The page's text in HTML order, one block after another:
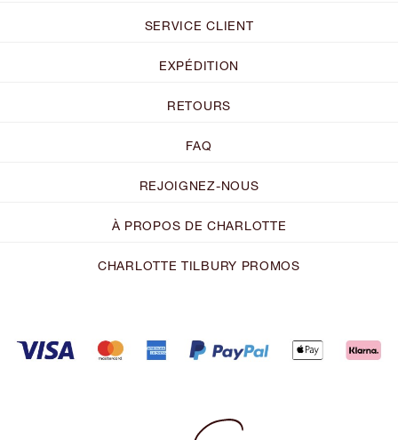
SERVICE CLIENT
EXPÉDITION
RETOURS
FAQ
REJOIGNEZ-NOUS
À PROPOS DE CHARLOTTE
CHARLOTTE TILBURY PROMOS